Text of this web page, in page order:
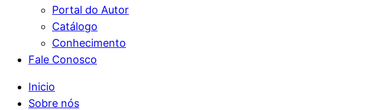
Portal do Autor
Catálogo
Conhecimento
Fale Conosco
Inicio
Sobre nós